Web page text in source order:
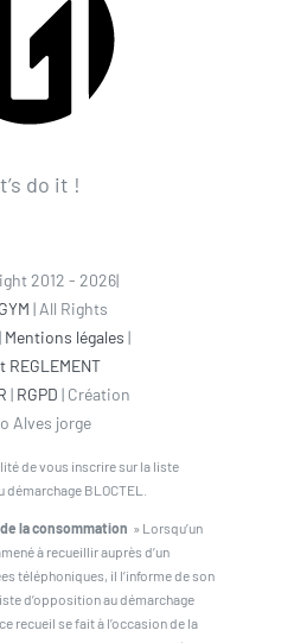
do it !
2012 - 2026|
| All Rights
Mentions légales |
REGLEMENT
| RGPD | Création
Alves jorge
de vous inscrire sur la liste
BLOCTEL.
la consommation » Lorsqu’un
à recueillir auprès d’un
téléphoniques, il l’informe de son
d’opposition au démarchage
recueil se fait à l’occasion de la